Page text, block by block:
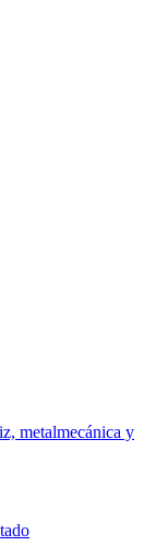
metalmecánica y